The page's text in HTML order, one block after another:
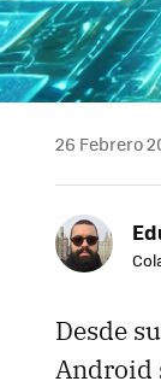
26 Febrero
Desde
Android